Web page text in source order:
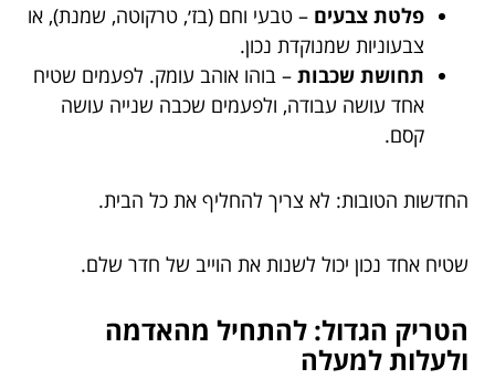
פלטת צבעים – טבעי וחם (בז׳, טרקוטה, שמנת), או
צבעוניות שמנוקדת נכון.
תחושת שכבות – בוהו אוהב עומק. לפעמים שטיח
אחד עושה עבודה, ולפעמים שכבה שנייה עושה
קסם.
החדשות הטובות: לא צריך להחליף את כל הבית.
שטיח אחד נכון יכול לשנות את הוייב של חדר שלם.
הטריק הגדול: להתחיל מהאדמה
ולעלות למעלה